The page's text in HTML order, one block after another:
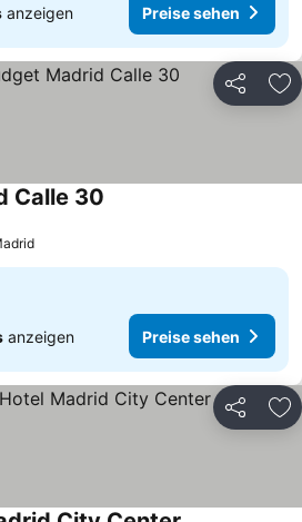
anzeigen Preise sehen
Teilen
sehen
Calle 30
anzeigen Preise sehen
Teilen